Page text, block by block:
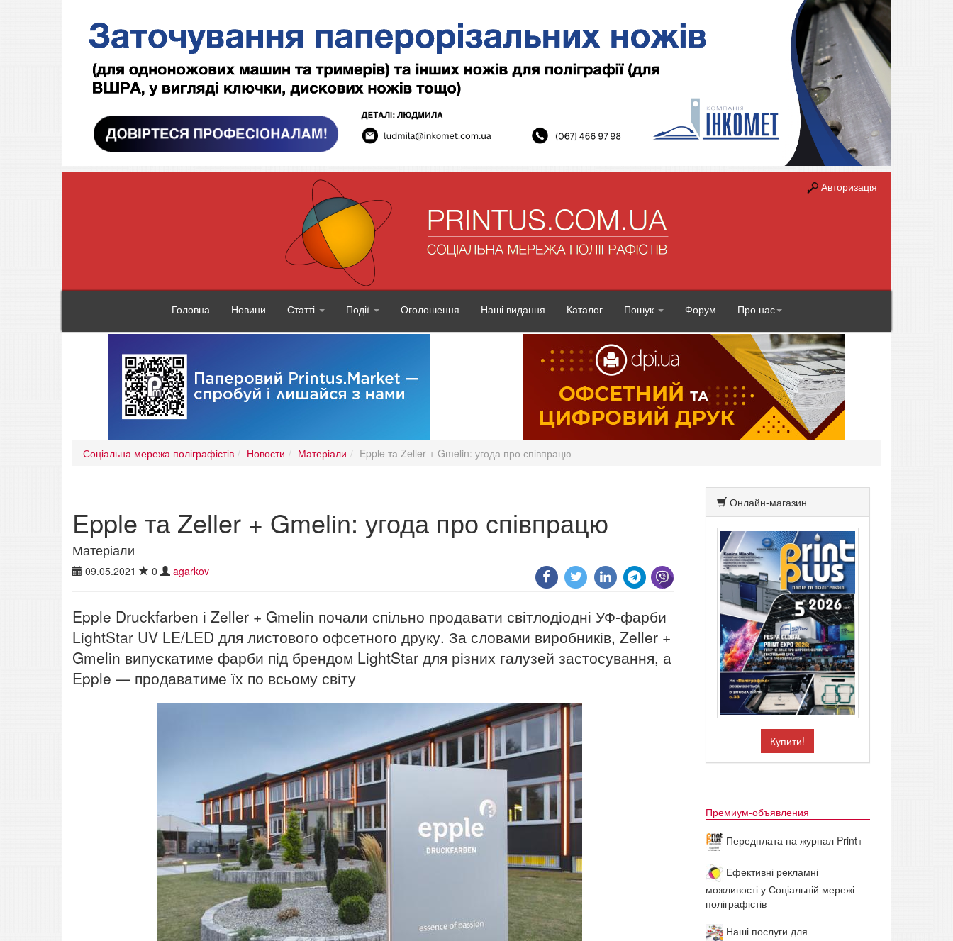
Авторизація
Головна Новини Статті Події Оголошення Наші видання Каталог Пошук Форум Про нас
Соціальна мережа поліграфістів Новости Матеріали Epple та Zeller + Gmelin: угода про співпрацю
Epple та Zeller + Gmelin: угода про співпрацю
Матеріали
09.05.2021 0 agarkov
Epple Druckfarben і Zeller + Gmelin почали спільно продавати світлодіодні УФ-фарби
LightStar UV LE/LED для листового офсетного друку. За словами виробників, Zeller +
Gmelin випускатиме фарби під брендом LightStar для різних галузей застосування, а
Epple — продаватиме їх по всьому світу
Онлайн-магазин
Купити!
Премиум-объявления
Передплата на журнал Print+
Ефективні рекламні
можливості у Соціальній мережі
поліграфістів
Наші послуги для